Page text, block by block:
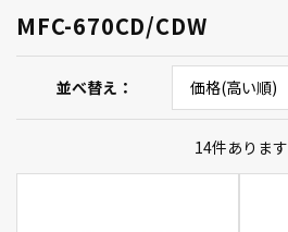
MFC-670CD/CDW
並べ替え
14件あります